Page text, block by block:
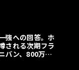
強への回答。ホ
される次期フラ
バン、800万円
】